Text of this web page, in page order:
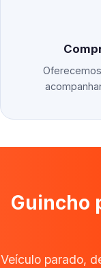
Guincho
Veículo parado,